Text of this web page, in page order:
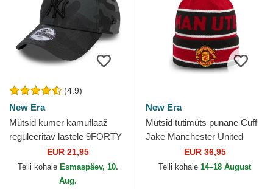
(4.9)
New Era
Mütsid kumer kamuflaaž
reguleeritav lastele 9FORTY
League Essential New York
Yankees MLB New Era
EUR 21,95
Telli kohale Esmaspäev, 10.
Aug.
New Era
Mütsid tutimüts punane Cuff
Jake Manchester United
Football Club Premier League
New Era
EUR 36,95
Telli kohale 14–18 August